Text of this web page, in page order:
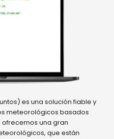
es una solución fiable y
meteorológicos basados
ofrecemos una gran
que están